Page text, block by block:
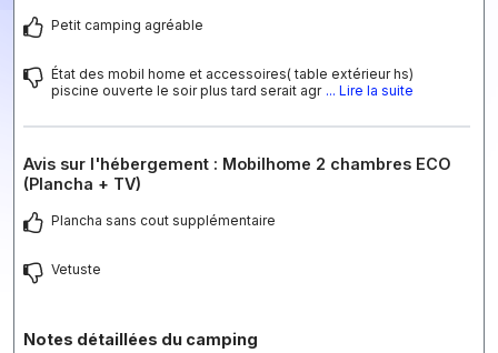
Petit camping agréable
État des mobil home et accessoires( table extérieur hs)
piscine ouverte le soir plus tard serait agr ... Lire la suite
Avis sur l'hébergement : Mobilhome 2 chambres ECO
(Plancha + TV)
Plancha sans cout supplémentaire
Vetuste
Notes détaillées du camping